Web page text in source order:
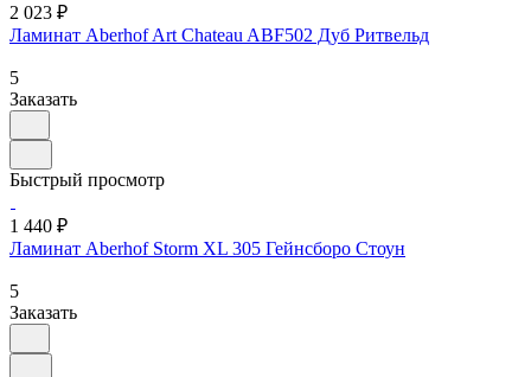
2 023 ₽
Ламинат Aberhof Art Chateau ABF502 Дуб Ритвельд
5
Заказать
Быстрый просмотр
1 440 ₽
Ламинат Aberhof Storm XL 305 Гейнсборо Стоун
5
Заказать